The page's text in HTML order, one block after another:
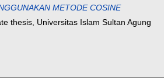
METODE COSINE
thesis, Universitas Islam Sultan Agung